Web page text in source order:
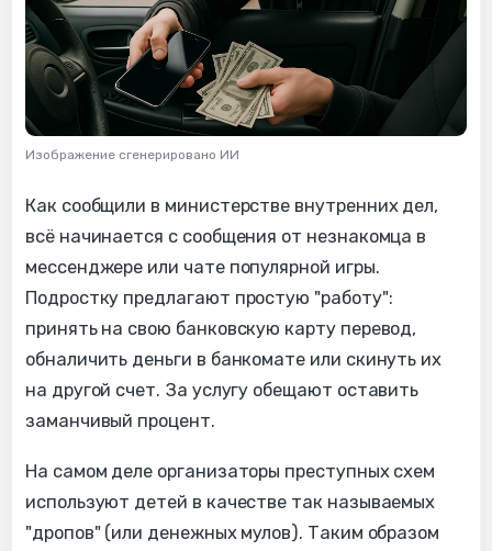
Изображение сгенерировано ИИ
Как сообщили в министерстве внутренних дел,
всё начинается с сообщения от незнакомца в
мессенджере или чате популярной игры.
Подростку предлагают простую "работу":
принять на свою банковскую карту перевод,
обналичить деньги в банкомате или скинуть их
на другой счет. За услугу обещают оставить
заманчивый процент.
На самом деле организаторы преступных схем
используют детей в качестве так называемых
"дропов" (или денежных мулов). Таким образом